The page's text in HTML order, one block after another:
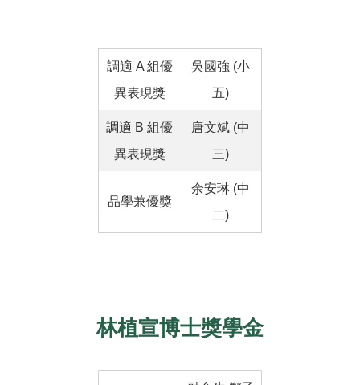
調適 A 組優
異表現獎
吳國強 (小
五)
調適 B 組優
異表現獎
唐文斌 (中
三)
品學兼優獎
余安琳 (中
二)
林植宣博士獎學金